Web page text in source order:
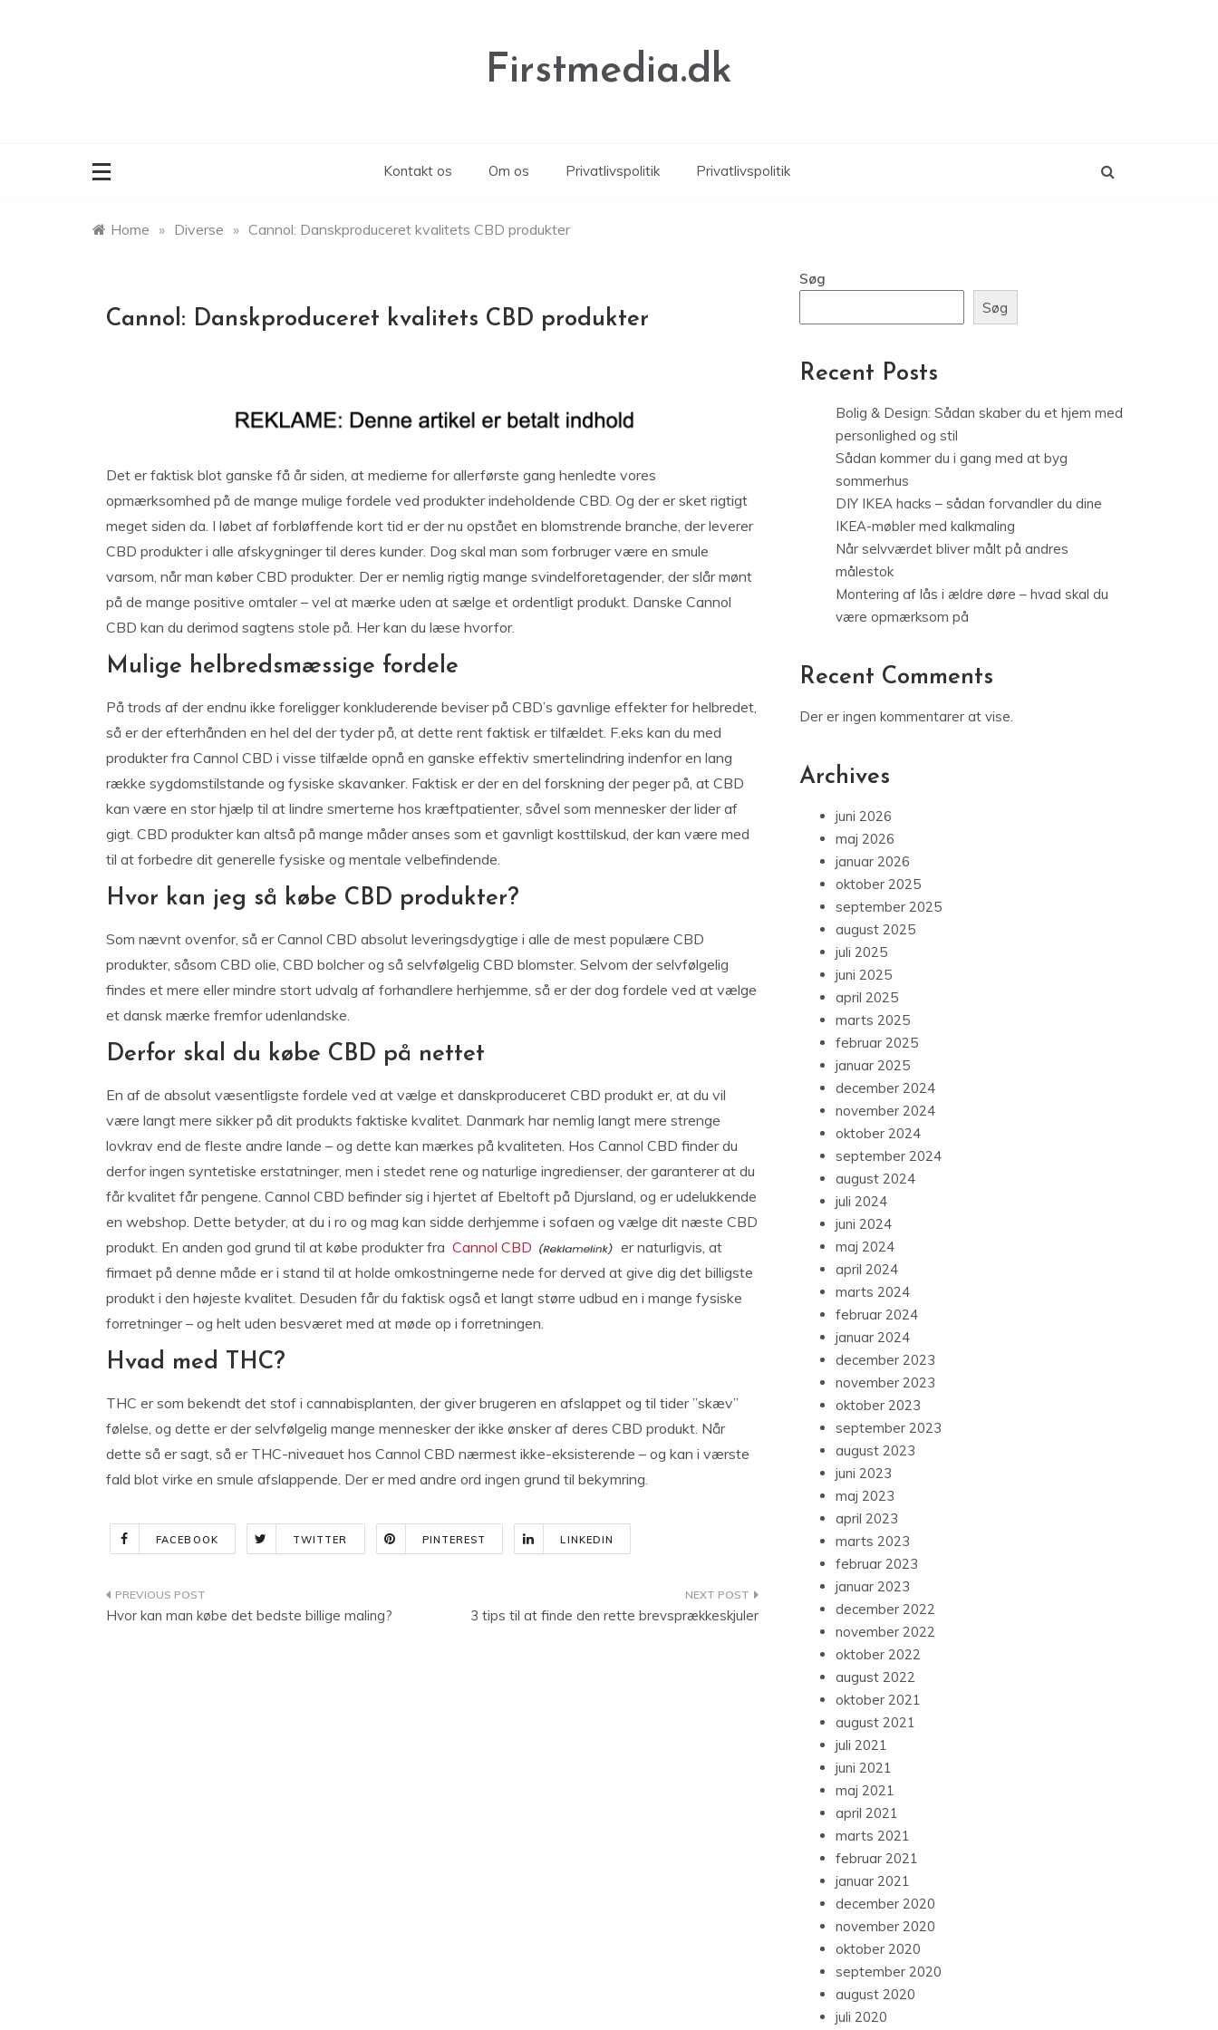
Firstmedia.dk
Kontakt os Om os Privatlivspolitik Privatlivspolitik
Home » Diverse » Cannol: Danskproduceret kvalitets CBD produkter
Cannol: Danskproduceret kvalitets CBD produkter
Det er faktisk blot ganske få år siden, at medierne for allerførste gang henledte vores
opmærksomhed på de mange mulige fordele ved produkter indeholdende CBD. Og der er sket rigtigt
meget siden da. I løbet af forbløffende kort tid er der nu opstået en blomstrende branche, der leverer
CBD produkter i alle afskygninger til deres kunder. Dog skal man som forbruger være en smule
varsom, når man køber CBD produkter. Der er nemlig rigtig mange svindelforetagender, der slår mønt
på de mange positive omtaler – vel at mærke uden at sælge et ordentligt produkt. Danske Cannol
CBD kan du derimod sagtens stole på. Her kan du læse hvorfor.
Mulige helbredsmæssige fordele
På trods af der endnu ikke foreligger konkluderende beviser på CBD’s gavnlige effekter for helbredet,
så er der efterhånden en hel del der tyder på, at dette rent faktisk er tilfældet. F.eks kan du med
produkter fra Cannol CBD i visse tilfælde opnå en ganske effektiv smertelindring indenfor en lang
række sygdomstilstande og fysiske skavanker. Faktisk er der en del forskning der peger på, at CBD
kan være en stor hjælp til at lindre smerterne hos kræftpatienter, såvel som mennesker der lider af
gigt. CBD produkter kan altså på mange måder anses som et gavnligt kosttilskud, der kan være med
til at forbedre dit generelle fysiske og mentale velbefindende.
Hvor kan jeg så købe CBD produkter?
Som nævnt ovenfor, så er Cannol CBD absolut leveringsdygtige i alle de mest populære CBD
produkter, såsom CBD olie, CBD bolcher og så selvfølgelig CBD blomster. Selvom der selvfølgelig
findes et mere eller mindre stort udvalg af forhandlere herhjemme, så er der dog fordele ved at vælge
et dansk mærke fremfor udenlandske.
Derfor skal du købe CBD på nettet
En af de absolut væsentligste fordele ved at vælge et danskproduceret CBD produkt er, at du vil
være langt mere sikker på dit produkts faktiske kvalitet. Danmark har nemlig langt mere strenge
lovkrav end de fleste andre lande – og dette kan mærkes på kvaliteten. Hos Cannol CBD finder du
derfor ingen syntetiske erstatninger, men i stedet rene og naturlige ingredienser, der garanterer at du
får kvalitet får pengene. Cannol CBD befinder sig i hjertet af Ebeltoft på Djursland, og er udelukkende
en webshop. Dette betyder, at du i ro og mag kan sidde derhjemme i sofaen og vælge dit næste CBD
produkt. En anden god grund til at købe produkter fra Cannol CBD
er naturligvis, at
firmaet på denne måde er i stand til at holde omkostningerne nede for derved at give dig det billigste
produkt i den højeste kvalitet. Desuden får du faktisk også et langt større udbud en i mange fysiske
forretninger – og helt uden besværet med at møde op i forretningen.
Hvad med THC?
THC er som bekendt det stof i cannabisplanten, der giver brugeren en afslappet og til tider ”skæv”
følelse, og dette er der selvfølgelig mange mennesker der ikke ønsker af deres CBD produkt. Når
dette så er sagt, så er THC-niveauet hos Cannol CBD nærmest ikke-eksisterende – og kan i værste
fald blot virke en smule afslappende. Der er med andre ord ingen grund til bekymring.
FACEBOOK TWITTER PINTEREST LINKEDIN
Indlægsnavigation
Hvor kan man købe det bedste billige maling? 3 tips til at finde den rette brevsprækkeskjuler
Søg
Søg
Recent Posts
Bolig & Design: Sådan skaber du et hjem med
personlighed og stil
Sådan kommer du i gang med at byg
sommerhus
DIY IKEA hacks – sådan forvandler du dine
IKEA-møbler med kalkmaling
Når selvværdet bliver målt på andres
målestok
Montering af lås i ældre døre – hvad skal du
være opmærksom på
Recent Comments
Der er ingen kommentarer at vise.
Archives
juni 2026
maj 2026
januar 2026
oktober 2025
september 2025
august 2025
juli 2025
juni 2025
april 2025
marts 2025
februar 2025
januar 2025
december 2024
november 2024
oktober 2024
september 2024
august 2024
juli 2024
juni 2024
maj 2024
april 2024
marts 2024
februar 2024
januar 2024
december 2023
november 2023
oktober 2023
september 2023
august 2023
juni 2023
maj 2023
april 2023
marts 2023
februar 2023
januar 2023
december 2022
november 2022
oktober 2022
august 2022
oktober 2021
august 2021
juli 2021
juni 2021
maj 2021
april 2021
marts 2021
februar 2021
januar 2021
december 2020
november 2020
oktober 2020
september 2020
august 2020
juli 2020